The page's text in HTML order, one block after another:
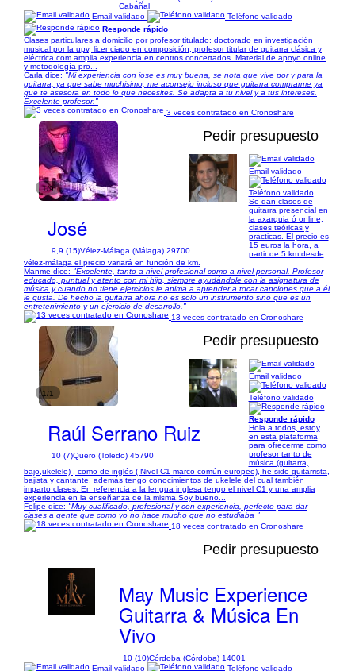
Cabañal
Email validado
Teléfono validado
Responde rápido
Clases particulares a domicilio por profesor titulado: doctorado en investigación
musical por la upv, licenciado en composición, profesor titular de guitarra clásica y
eléctrica com amplia experiencia en centros concertados. Material de apoyo online
y metodología pro...
Carla dice: "Mi experiencia con jose es muy buena, se nota que vive por y para la
guitarra, ya que sabe muchisimo, me aconsejo incluso que guitarra comprarme ya
que te asesora en todo lo que necesites. Se adapta a tu nivel y a tus intereses.
Excelente profesor."
3 veces contratado en Cronoshare
1/9
Pedir presupuesto
José
9,9 (15)Vélez-Málaga (Málaga) 29700
Email validado
Teléfono validado
Se dan clases de
guitarra presencial en
la axarquia ó online,
clases teóricas y
prácticas. El precio es
15 euros la hora, a
partir de 5 km desde
vélez-málaga el precio variará en función de km.
Manme dice: "Excelente, tanto a nivel profesional como a nivel personal. Profesor
educado, puntual y atento con mi hijo, siempre ayudándole con la asignatura de
música y cuando no tiene ejercicios le anima a aprender a tocar canciones que a él
le gusta. De hecho la guitarra ahora no es solo un instrumento sino que es un
entretenimiento y un ejercicio de desarrollo."
13 veces contratado en Cronoshare
1/1
Pedir presupuesto
Raúl Serrano Ruiz
10 (7)Quero (Toledo) 45790
Email validado
Teléfono validado
Responde rápido
Hola a todos, estoy
en esta plataforma
para ofrecerme como
profesor tanto de
música (guitarra,
bajo,ukelele) , como de inglés ( Nivel C1 marco común europeo), he sido guitarrista,
bajista y cantante, además tengo conocimientos de ukelele del cual también
imparto clases. En referencia a la lengua inglesa tengo el nivel C1 y una amplia
experiencia en la enseñanza de la misma.Soy bueno...
Felipe dice: "Muy cualificado, profesional y con experiencia, perfecto para dar
clases a gente que como yo no hace mucho que no estudiaba "
18 veces contratado en Cronoshare
Pedir presupuesto
May Music Experience
Guitarra & Música En
Vivo
10 (10)Córdoba (Córdoba) 14001
Email validado
Teléfono validado